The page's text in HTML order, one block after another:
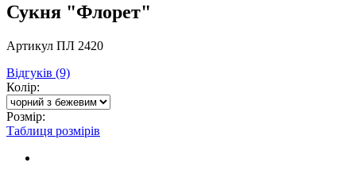
Сукня "Флорет"
Артикул ПЛ 2420
Відгуків (9)
Колір:
Розмір:
Таблиця розмірів